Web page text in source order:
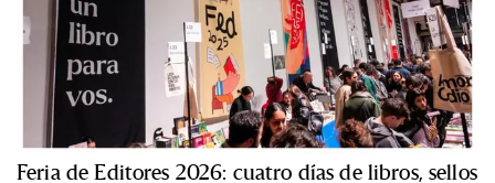
Feria de Editores 2026: cuatro días de libros, sellos